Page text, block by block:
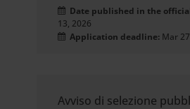
Date published in the
13, 2026
Application deadline: Mar
Avviso di selezione